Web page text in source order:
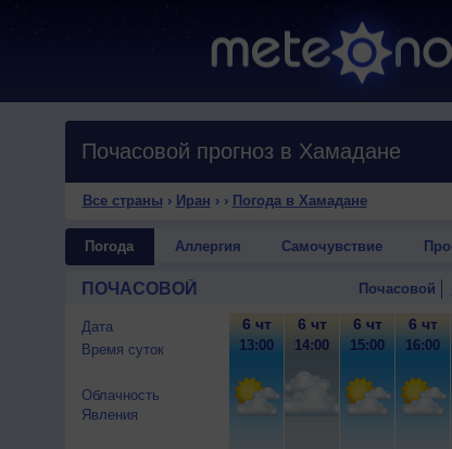
Почасовой прогноз в Хамадане
Все страны › Иран › › Погода в Хамадане
Погода Аллергия Самочувствие
ПОЧАСОВОЙ Почасовой
Дата
Время суток
Облачность
Явления
6 чт
13:00
6 чт
14:00
6 чт
15:00
6 чт
16:00